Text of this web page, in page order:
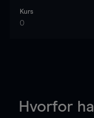
Kurs
0
Hvorfor